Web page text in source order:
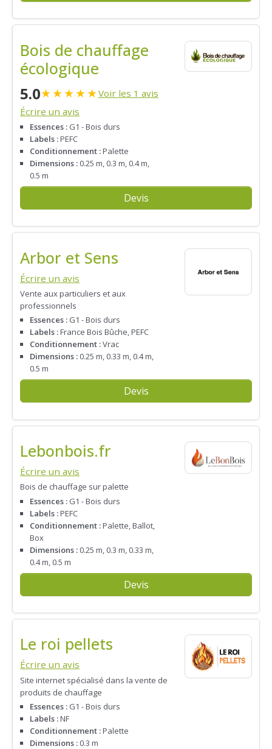
Bois de chauffage
écologique
5.0★★★★★Voir les 1 avis
Écrire un avis
Essences : G1 - Bois durs
Labels :PEFC
Conditionnement :Palette
Dimensions : 0.25 m, 0.3 m, 0.4 m,
0.5 m
Devis
Arbor et Sens
Écrire un avis
Vente aux particuliers et aux
professionnels
Essences : G1 - Bois durs
Labels :France Bois Bûche, PEFC
Conditionnement :Vrac
Dimensions : 0.25 m, 0.33 m, 0.4 m,
0.5 m
Devis
Lebonbois.fr
Écrire un avis
Bois de chauffage sur palette
Essences : G1 - Bois durs
Labels :PEFC
Conditionnement :Palette, Ballot,
Box
Dimensions : 0.25 m, 0.3 m, 0.33 m,
0.4 m, 0.5 m
Devis
Le roi pellets
Écrire un avis
Site internet spécialisé dans la vente de
produits de chauffage
Essences : G1 - Bois durs
Labels :NF
Conditionnement :Palette
Dimensions : 0.3 m